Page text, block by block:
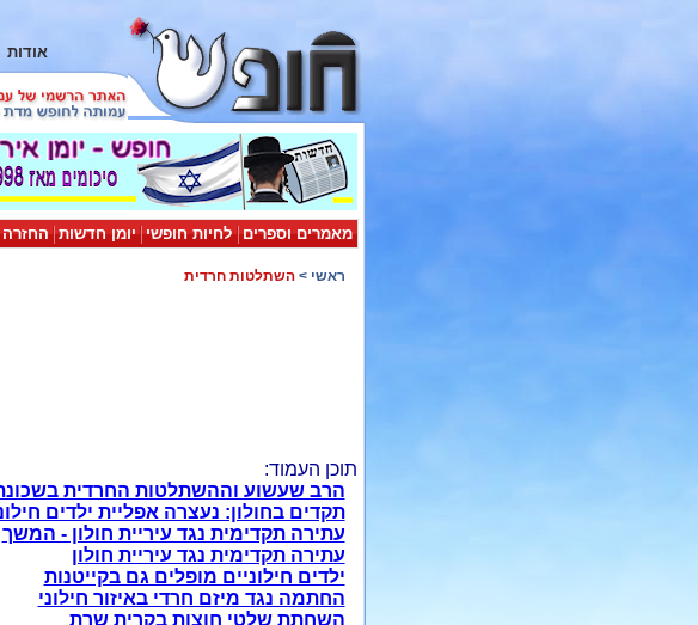
אודות
מאמרים וספרים לחיות חופשי יומן חדשות
ראשי > השתלטות חרדית
תוכן העמוד:
הרב שעשוע וההשתלטות החרדית
תקדים בחולון: נעצרה אפליית ילדים
עתירה תקדימית נגד עיריית חולון - המשך
עתירה תקדימית נגד עיריית חולון
ילדים חילוניים מופלים גם בקייטנות
החתמה נגד מיזם חרדי באיזור חילוני
השחתת שלטי חוצות בקרית שרת